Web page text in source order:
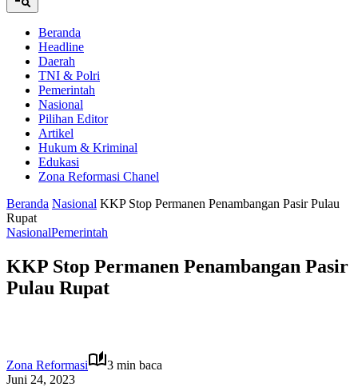
Beranda
Headline
Daerah
TNI & Polri
Pemerintah
Nasional
Pilihan Editor
Artikel
Hukum & Kriminal
Edukasi
Zona Reformasi Chanel
Beranda Nasional KKP Stop Permanen Penambangan Pasir Pulau
Rupat
NasionalPemerintah
KKP Stop Permanen Penambangan Pasir
Pulau Rupat
Zona Reformasi
3 min baca
Juni 24, 2023